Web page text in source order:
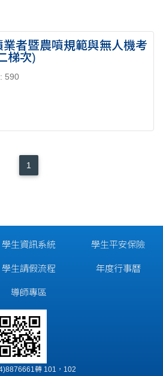
者暨農噴規範與無人機考
梯次)
590
1
學生資訊系統
學生請假流程
導師專區
學生平安保險
年度行事曆
轉 101，102